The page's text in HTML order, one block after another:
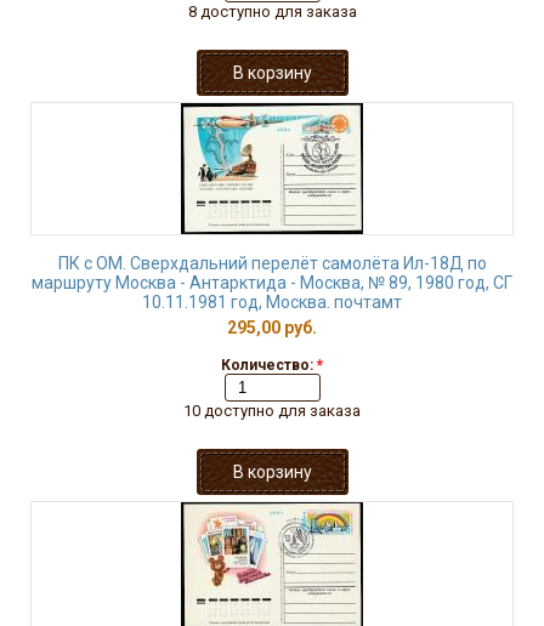
8 доступно для заказа
ПК с ОМ. Сверхдальний перелёт самолёта Ил-18Д по
маршруту Москва - Антарктида - Москва, № 89, 1980 год, СГ
10.11.1981 год, Москва. почтамт
295,00 руб.
Количество: *
10 доступно для заказа